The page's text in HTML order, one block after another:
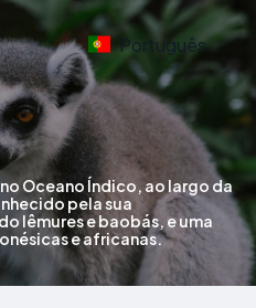
Português
Oceano Índico, ao largo da
pela sua
lêmures e baobás, e uma
e africanas.